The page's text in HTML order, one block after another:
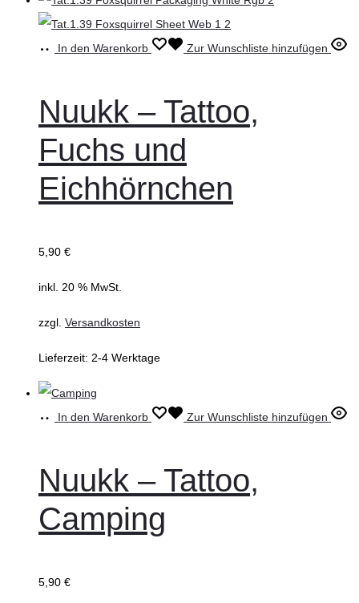
In den Warenkorb Zur Wunschliste hinzufügen
Nuukk – Tattoo,
Fuchs und
Eichhörnchen
5,90 €
inkl. 20 % MwSt.
zzgl. Versandkosten
Lieferzeit: 2-4 Werktage
In den Warenkorb Zur Wunschliste hinzufügen
Nuukk – Tattoo,
Camping
5,90 €